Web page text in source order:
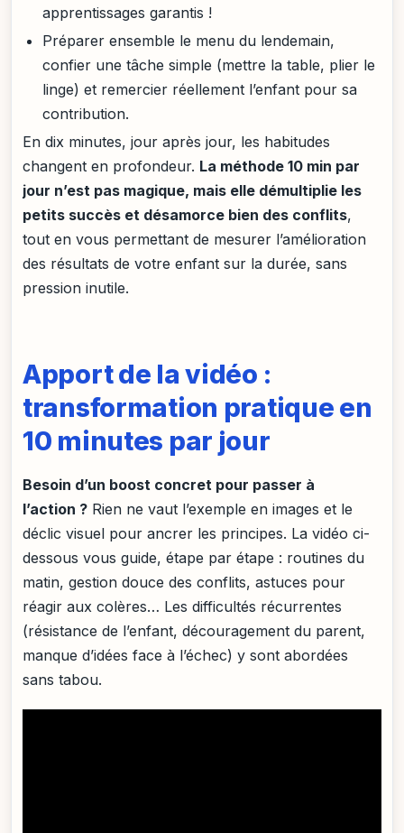
apprentissages garantis !
Préparer ensemble le menu du lendemain,
confier une tâche simple (mettre la table, plier le
linge) et remercier réellement l’enfant pour sa
contribution.
En dix minutes, jour après jour, les habitudes
changent en profondeur. La méthode 10 min par
jour n’est pas magique, mais elle démultiplie les
petits succès et désamorce bien des conflits,
tout en vous permettant de mesurer l’amélioration
des résultats de votre enfant sur la durée, sans
pression inutile.
Apport de la vidéo :
transformation pratique en
10 minutes par jour
Besoin d’un boost concret pour passer à
l’action ? Rien ne vaut l’exemple en images et le
déclic visuel pour ancrer les principes. La vidéo ci-
dessous vous guide, étape par étape : routines du
matin, gestion douce des conflits, astuces pour
réagir aux colères… Les difficultés récurrentes
(résistance de l’enfant, découragement du parent,
manque d’idées face à l’échec) y sont abordées
sans tabou.